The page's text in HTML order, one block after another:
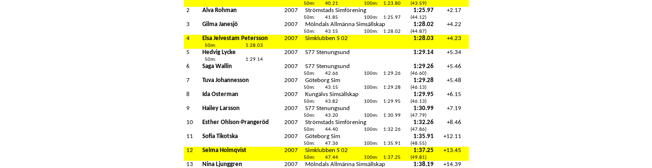
50m: 40.21 100m: 1:23.80 (43.59)
2 Alva Rohman 2007 Strömstads Simförening 1:25.97 +2.17
50m: 41.85 100m: 1:25.97 (44.12)
3 Gilma Janesjö 2007 Mölndals Allmänna Simsällskap 1:28.02 +4.22
50m: 43.15 100m: 1:28.02 (44.87)
4 Elsa Jelvestam Petersson 2007 Simklubben S 02 1:28.03 +4.23
50m: 1:28.03
5 Hedvig Lycke 2007 S77 Stenungsund 1:29.14 +5.34
50m: 1:29.14
6 Saga Wallin 2007 S77 Stenungsund 1:29.26 +5.46
50m: 42.66 100m: 1:29.26 (46.60)
7 Tuva Johannesson 2007 Göteborg Sim 1:29.28 +5.48
50m: 43.15 100m: 1:29.28 (46.13)
8 Ida Osterman 2007 Kungälvs Simsällskap 1:29.95 +6.15
50m: 43.82 100m: 1:29.95 (46.13)
9 Hailey Larsson 2007 S77 Stenungsund 1:30.99 +7.19
50m: 43.20 100m: 1:30.99 (47.79)
10 Esther Ohlson-Prangeröd 2007 Strömstads Simförening 1:32.26 +8.46
50m: 44.40 100m: 1:32.26 (47.86)
11 Sofia Tikotska 2007 Göteborg Sim 1:35.91 +12.11
50m: 47.36 100m: 1:35.91 (48.55)
12 Selma Holmqvist 2007 Simklubben S 02 1:37.25 +13.45
50m: 47.44 100m: 1:37.25 (49.81)
13 Nina Ljunggren 2007 Mölndals Allmänna Simsällskap 1:38.19 +14.39